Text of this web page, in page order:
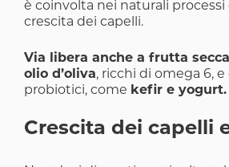
è coinvolta nei naturali processi
crescita dei capelli.
Via libera anche a frutta
olio d’oliva, ricchi di omega 6,
probiotici, come kefir e yogurt.
Crescita dei capelli